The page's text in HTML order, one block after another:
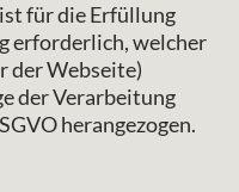
für die Erfüllung
erforderlich, welcher
der Webseite)
der Verarbeitung
herangezogen.